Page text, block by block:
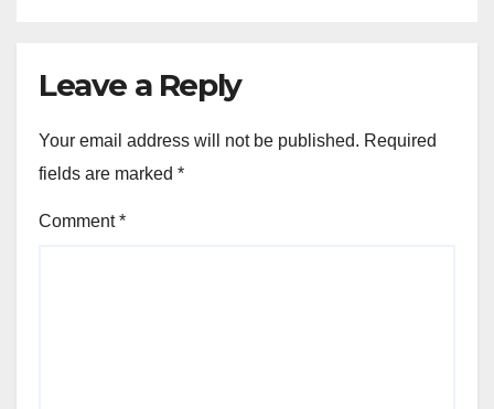
Leave a Reply
Your email address will not be published. Required
fields are marked *
Comment*